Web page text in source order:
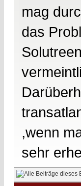
mag
das
,wenn
sehr